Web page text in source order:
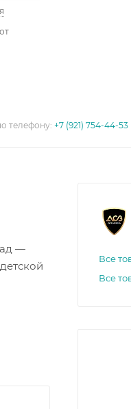
телефону:+7 (921) 754-44-53
—
Все
Все